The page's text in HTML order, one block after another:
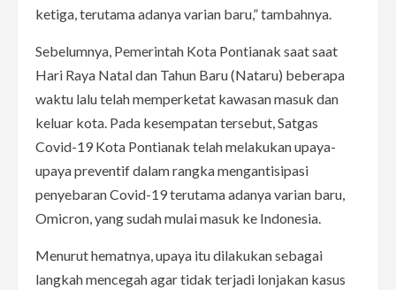
ketiga, terutama adanya varian baru,” tambahnya.
Sebelumnya, Pemerintah Kota Pontianak saat saat
Hari Raya Natal dan Tahun Baru (Nataru) beberapa
waktu lalu telah memperketat kawasan masuk dan
keluar kota. Pada kesempatan tersebut, Satgas
Covid-19 Kota Pontianak telah melakukan upaya-
upaya preventif dalam rangka mengantisipasi
penyebaran Covid-19 terutama adanya varian baru,
Omicron, yang sudah mulai masuk ke Indonesia.
Menurut hematnya, upaya itu dilakukan sebagai
langkah mencegah agar tidak terjadi lonjakan kasus